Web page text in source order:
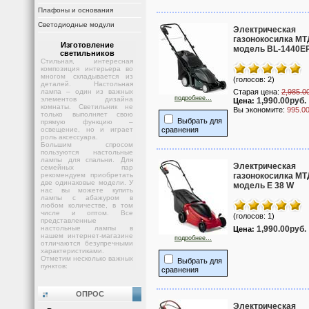
Плафоны и основания
Светодиодные модули
Изготовление
светильников
Стильная, интересная
композиция интерьера во
многом складывается из
деталей. Настольная
лампа – один из важных
элементов дизайна
комнаты. Светильник не
только выполняет свою
прямую функцию –
освещение, но и играет
роль аксессуара.
Большим спросом
пользуются настольные
лампы для спальни. Для
семейных пар
рекомендуем приобретать
две одинаковые модели. У
нас вы можете купить
лампы с абажуром в
любом количестве, в том
числе и оптом. Все
представленные
настольные лампы в
нашем интернет-магазине
отличаются безупречными
характеристиками.
Отметим несколько важных
пунктов:
ОПРОС
подробнее...
Выбрать для
сравнения
Электрическая
газонокосилка
модель BL-
(голосов: 2)
Старая цена:
Цена: 1,990.00руб.
Вы экономите:
подробнее...
Выбрать для
сравнения
Электрическая
газонокосилка
модель E 38 W
(голосов: 1)
Цена: 1,990.00руб.
Электрическая